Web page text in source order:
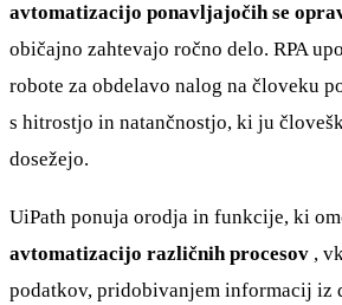
avtomatizacijo ponavljajočih se
običajno zahtevajo ročno delo. RPA
robote za obdelavo nalog na človeku
s hitrostjo in natančnostjo, ki ju
dosežejo.
UiPath ponuja orodja in funkcije, ki
avtomatizacijo različnih procesov ,
podatkov, pridobivanjem informacij iz